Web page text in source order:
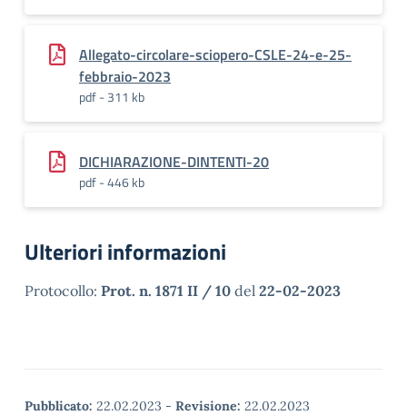
Allegato-circolare-sciopero-CSLE-24-e-25-
febbraio-2023
pdf - 311 kb
DICHIARAZIONE-DINTENTI-20
pdf - 446 kb
Ulteriori informazioni
Protocollo: Prot. n. 1871 II / 10 del 22-02-2023
Pubblicato: 22.02.2023 - Revisione: 22.02.2023